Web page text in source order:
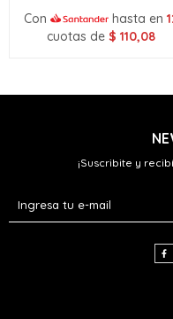
Con hasta en
cuotas de $ 110,08
¡Suscribite y
